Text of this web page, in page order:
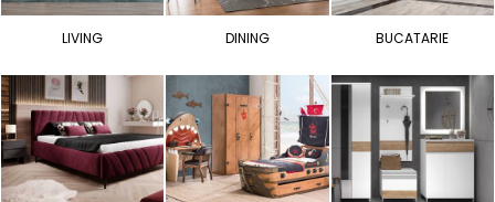
LIVING DINING BUCATARIE